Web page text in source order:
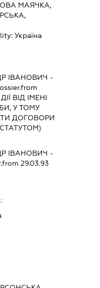
МАЯЧКА,
Україна
ІВАНОВИЧ -
ВІД ІМЕНІ
У ТОМУ
ДОГОВОРИ
ІВАНОВИЧ -
29.03.93